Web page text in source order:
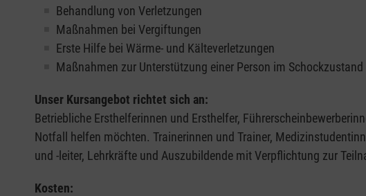
Behandlung von Verletzungen
Maßnahmen bei Vergiftungen
Erste Hilfe bei Wärme- und Kälteverletzungen
Maßnahmen zur Unterstützung einer Person im Schockzustand
Unser Kursangebot richtet sich an:
Betriebliche Ersthelferinnen und Ersthelfer,
Notfall helfen möchten. Trainerinnen und Trainer,
und -leiter, Lehrkräfte und Auszubildende mit Verpflichtung zur
Kosten: